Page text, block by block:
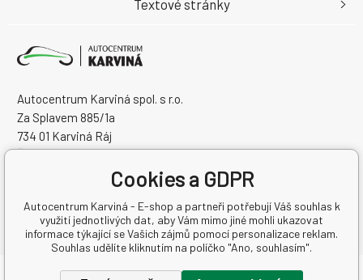
Autocentrum Karviná spol. s r.o.
Za Splavem 885/1a
734 01 Karviná Ráj
Česká Republika
Textové stránky
Cookies a GDPR
Autocentrum Karviná - E-shop a partneři potřebují Váš souhlas k
využití jednotlivých dat, aby Vám mimo jiné mohli ukazovat
informace týkající se Vašich zájmů pomocí personalizace reklam.
Souhlas udělíte kliknutím na políčko "Ano, souhlasím".